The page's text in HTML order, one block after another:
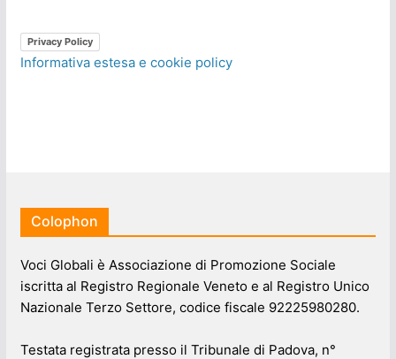
Privacy Policy
Informativa estesa e cookie policy
Colophon
Voci Globali è Associazione di Promozione Sociale
iscritta al Registro Regionale Veneto e al Registro Unico
Nazionale Terzo Settore, codice fiscale 92225980280.
Testata registrata presso il Tribunale di Padova, n°